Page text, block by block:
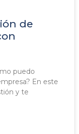
de
puedo
En este
y te